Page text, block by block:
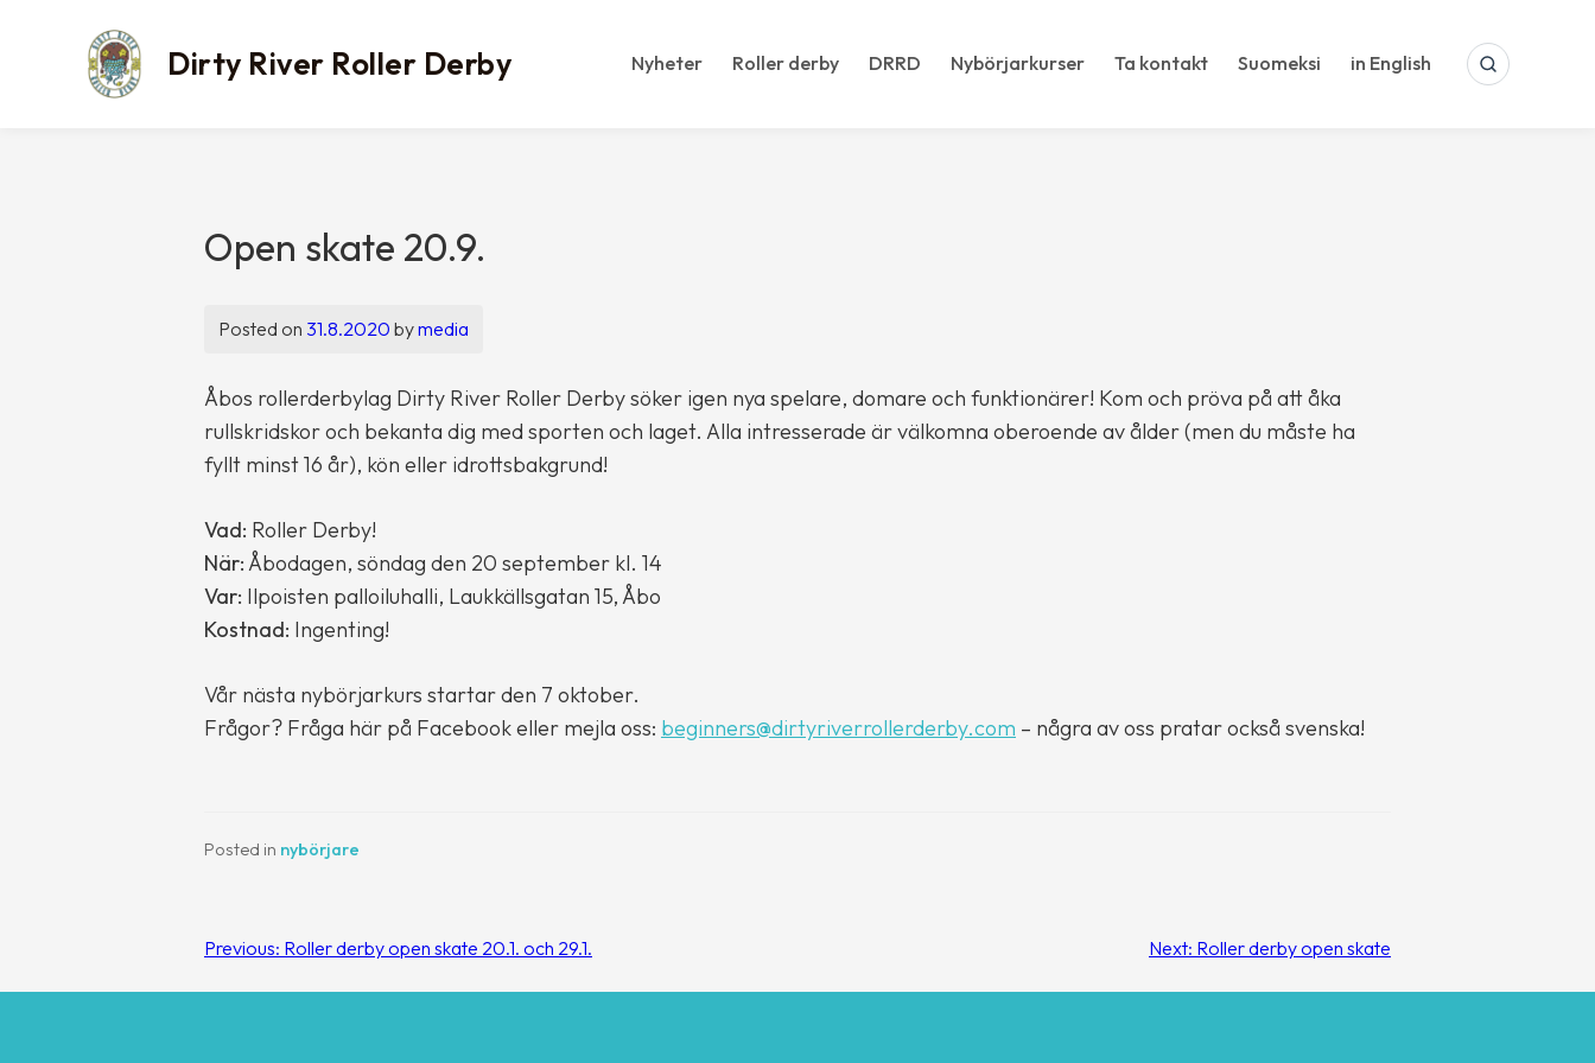
Dirty River Roller Derby Nyheter Roller derby DRRD Nybörjarkurser Ta kontakt Suomeksi in English SEARCH
Open skate 20.9.
Posted on 31.8.2020 bymedia
Åbos rollerderbylag Dirty River Roller Derby söker igen nya spelare, domare och funktionärer! Kom och pröva på att åka
rullskridskor och bekanta dig med sporten och laget. Alla intresserade är välkomna oberoende av ålder (men du måste ha
fyllt minst 16 år), kön eller idrottsbakgrund!
Vad: Roller Derby!
När:Åbodagen, söndag den 20 september kl. 14
Var: Ilpoisten palloiluhalli, Laukkällsgatan 15, Åbo
Kostnad: Ingenting!
Vår nästa nybörjarkurs startar den 7 oktober.
Frågor? Fråga här på Facebook eller mejla oss: beginners@dirtyriverrollerderby.com – några av oss pratar också svenska!
Posted in nybörjare
Inläggsnavigering
Previous: Roller derby open skate 20.1. och 29.1. Next: Roller derby open skate